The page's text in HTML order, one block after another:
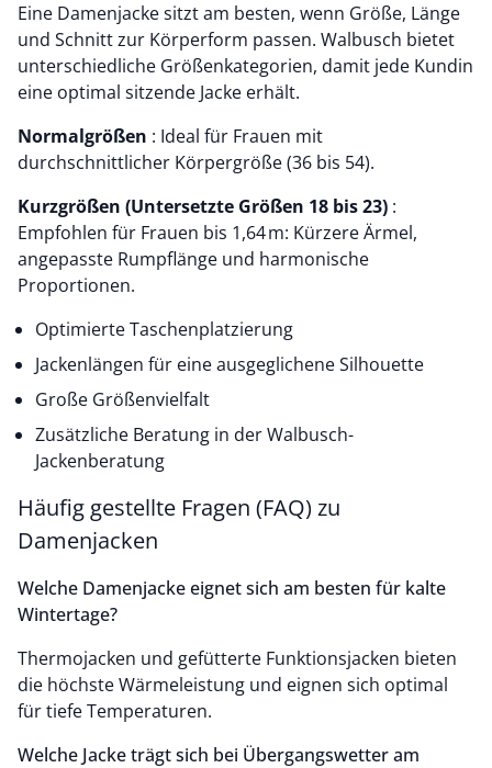
Eine Damenjacke sitzt am besten, wenn Größe, Länge
und Schnitt zur Körperform passen. Walbusch bietet
unterschiedliche Größenkategorien, damit jede Kundin
eine optimal sitzende Jacke erhält.
Normalgrößen : Ideal für Frauen mit
durchschnittlicher Körpergröße (36 bis 54).
Kurzgrößen (Untersetzte Größen 18 bis 23) :
Empfohlen für Frauen bis 1,64 m: Kürzere Ärmel,
angepasste Rumpflänge und harmonische
Proportionen.
Optimierte Taschenplatzierung
Jackenlängen für eine ausgeglichene Silhouette
Große Größenvielfalt
Zusätzliche Beratung in der Walbusch-
Jackenberatung
Häufig gestellte Fragen (FAQ) zu
Damenjacken
Welche Damenjacke eignet sich am besten für kalte
Wintertage?
Thermojacken und gefütterte Funktionsjacken bieten
die höchste Wärmeleistung und eignen sich optimal
für tiefe Temperaturen.
Welche Jacke trägt sich bei Übergangswetter am